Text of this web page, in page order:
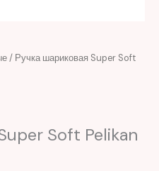
/ Ручка шариковая Super Soft
Soft Pelikan